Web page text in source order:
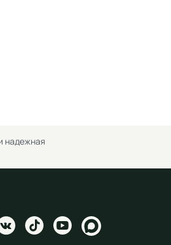
надежная